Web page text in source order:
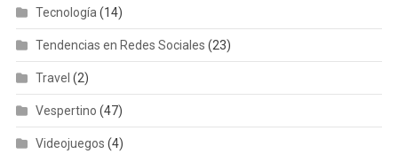
Tecnología(14)
Tendencias en Redes Sociales (23)
Travel (2)
Vespertino (47)
Videojuegos (4)